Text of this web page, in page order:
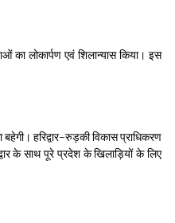
The Day 10 May
का लोकार्पण एवं शिलान्यास किया। इस
हरिद्वार-रुड़की विकास प्राधिकरण
के साथ पूरे प्रदेश के खिलाड़ियों के लिए